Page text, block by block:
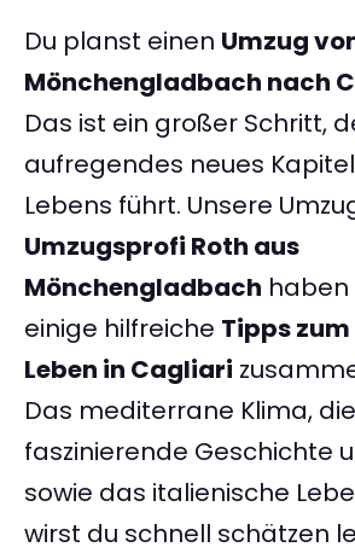
Du planst einen Umzug
Mönchengladbach nach
Das ist ein großer Schritt,
aufregendes neues
Lebens führt. Unsere
Umzugsprofi Roth aus
Mönchengladbach
einige hilfreiche Tipps zum
Leben in Cagliari
Das mediterrane Klima, die
faszinierende Geschichte
sowie das italienische
wirst du schnell schätzen